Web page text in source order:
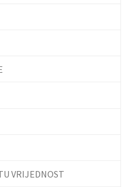
VRIJEDNOST